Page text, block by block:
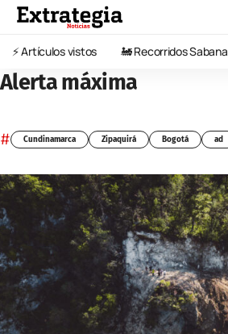
⚡️ Artículos vistos 🚂 Recorridos Sabana
Alerta máxima
# Cundinamarca Zipaquirá Bogotá ad